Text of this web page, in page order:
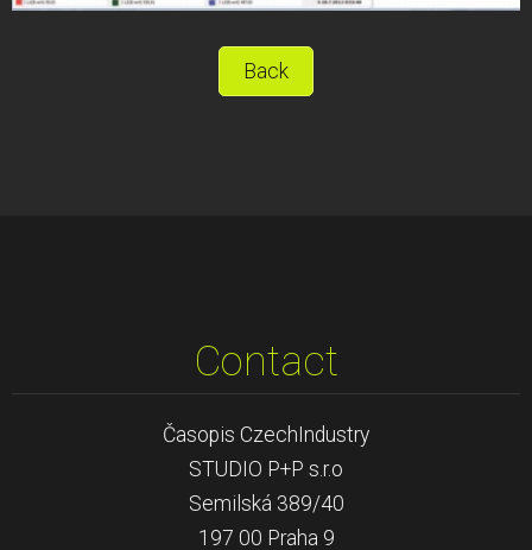
Back
Contact
Časopis CzechIndustry
STUDIO P+P s.r.o
Semilská 389/40
197 00 Praha 9